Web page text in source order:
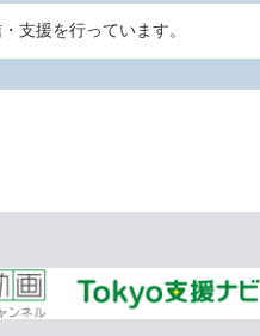
支援を行っています。